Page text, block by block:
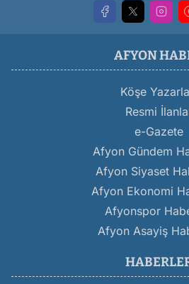
AFYON
Köşe
Resmi
e-Gazete
Afyon Gündem
Afyon Siyaset
Afyon Ekonomi
Afyonspor
Afyon Asayiş